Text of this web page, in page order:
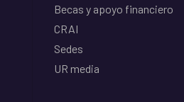
Becas y apoyo financiero
CRAI
Sedes
UR media